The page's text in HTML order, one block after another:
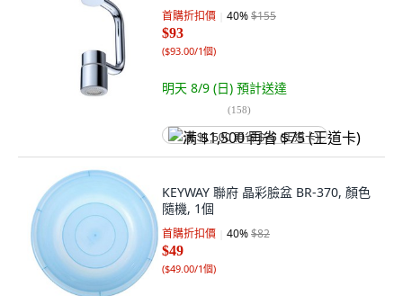
首購折扣價 40%$155
$93
($93.00/1個)
明天 8/9 (日) 預計送達
(158)
满 $1,500 再省 $75 (王道卡)
KEYWAY 聯府 晶彩臉盆 BR-370, 顏色
隨機, 1個
首購折扣價 40%$82
$49
($49.00/1個)